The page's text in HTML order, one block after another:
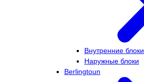
Внутренние блоки
Наружные блоки
Berlingtoun